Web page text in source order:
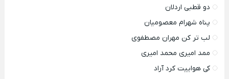
دو قطبی اردلان
پناه شهرام معصومیان
لب تر کن مهران مصطفوی
ممد امیری محمد امیری
کی هواییت کرد آراد